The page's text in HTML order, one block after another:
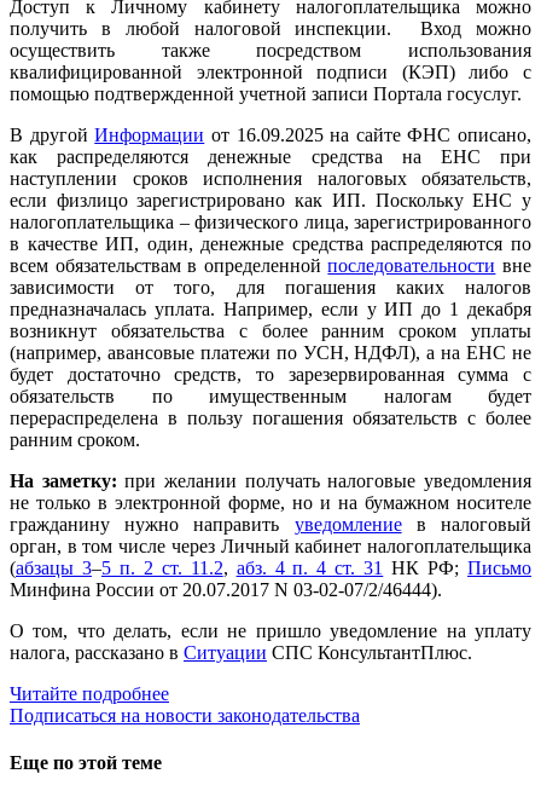
Доступ к Личному кабинету налогоплательщика можно
получить в любой налоговой инспекции. Вход можно
осуществить также посредством использования
квалифицированной электронной подписи (КЭП) либо с
помощью подтвержденной учетной записи Портала госуслуг.
В другойИнформации от 16.09.2025 на сайте ФНС описано,
как распределяются денежные средства на ЕНС при
наступлении сроков исполнения налоговых обязательств,
если физлицо зарегистрировано как ИП. Поскольку ЕНС у
налогоплательщика – физического лица, зарегистрированного
в качестве ИП, один, денежные средства распределяются по
всем обязательствам в определеннойпоследовательности вне
зависимости от того, для погашения каких налогов
предназначалась уплата. Например, если у ИП до 1 декабря
возникнут обязательства с более ранним сроком уплаты
(например, авансовые платежи по УСН, НДФЛ), а на ЕНС не
будет достаточно средств, то зарезервированная сумма с
обязательств по имущественным налогам будет
перераспределена в пользу погашения обязательств с более
ранним сроком.
На заметку: при желании получать налоговые уведомления
не только в электронной форме, но и на бумажном носителе
гражданину нужно направить уведомлениев налоговый
орган, в том числе через Личный кабинет налогоплательщика
(абзацы 3–5 п. 2 ст. 11.2, абз. 4 п. 4 ст. 31 НК РФ;Письмо
Минфина России от 20.07.2017 N 03-02-07/2/46444).
О том, что делать, если не пришло уведомление на уплату
налога, рассказано в Ситуации СПС КонсультантПлюс.
Читайте подробнее
Подписаться на новости законодательства
Еще по этой теме